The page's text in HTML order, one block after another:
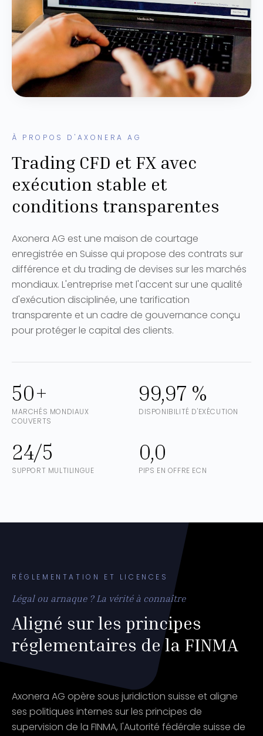
À PROPOS D'AXONERA AG
Trading CFD et FX avec
exécution stable et
conditions transparentes
Axonera AG est une maison de courtage
enregistrée en Suisse qui propose des contrats sur
différence et du trading de devises sur les marchés
mondiaux. L'entreprise met l'accent sur une qualité
d'exécution disciplinée, une tarification
transparente et un cadre de gouvernance conçu
pour protéger le capital des clients.
50+
MARCHÉS MONDIAUX
COUVERTS
99,97 %
DISPONIBILITÉ D'EXÉCUTION
24/5
SUPPORT MULTILINGUE
0,0
PIPS EN OFFRE ECN
RÉGLEMENTATION ET LICENCES
Légal ou arnaque ? La vérité à connaître
Aligné sur les principes
réglementaires de la FINMA
Axonera AG opère sous juridiction suisse et aligne
ses politiques internes sur les principes de
supervision de la FINMA, l'Autorité fédérale suisse de